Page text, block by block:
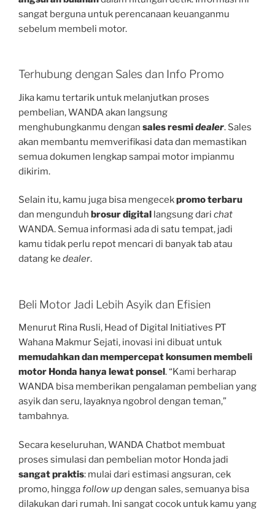
sangat berguna untuk perencanaan keuanganmu
sebelum membeli motor.
Terhubung dengan Sales dan Info Promo
Jika kamu tertarik untuk melanjutkan proses
pembelian, WANDA akan langsung
menghubungkanmu dengan sales resmidealer. Sales
akan membantu memverifikasi data dan memastikan
semua dokumen lengkap sampai motor impianmu
dikirim.
Selain itu, kamu juga bisa mengecekpromo terbaru
dan mengunduh brosur digital langsung dari chat
WANDA. Semua informasi ada di satu tempat, jadi
kamu tidak perlu repot mencari di banyak tab atau
datang ke dealer.
Beli Motor Jadi Lebih Asyik dan Efisien
Menurut Rina Rusli, Head of Digital Initiatives PT
Wahana Makmur Sejati, inovasi ini dibuat untuk
memudahkan dan mempercepat konsumen membeli
motor Honda hanya lewat ponsel . “Kami berharap
WANDA bisa memberikan pengalaman pembelian yang
asyik dan seru, layaknya ngobrol dengan teman,”
tambahnya.
Secara keseluruhan, WANDA Chatbot membuat
proses simulasi dan pembelian motor Honda jadi
sangat praktis: mulai dari estimasi angsuran, cek
promo, hinggafollow updengan sales, semuanya bisa
dilakukan dari rumah. Ini sangat cocok untuk kamu yang